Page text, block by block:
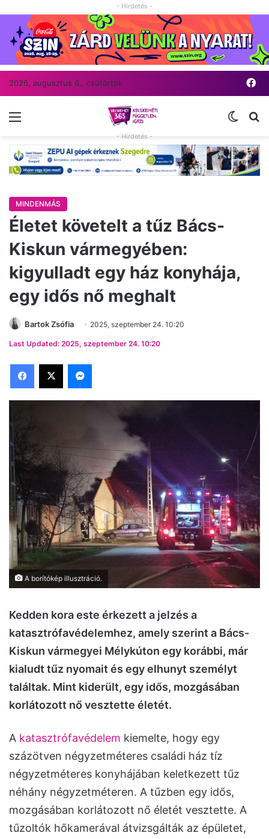
- Hirdetés -
2026, augusztus 6., csütörtök
Menü
- Hirdetés -
MINDENMÁS
Életet követelt a tűz Bács-
Kiskun vármegyében:
kigyulladt egy ház konyhája,
egy idős nő meghalt
Bartok Zsófia 2025, szeptember 24. 10:20
Last Updated: 2025, szeptember 24. 10:20
Facebook
X Messenger
A borítókép illusztráció.
Kedden kora este érkezett a jelzés a
katasztrófavédelemhez, amely szerint a Bács-
Kiskun vármegyei Mélykúton egy korábbi, már
kialudt tűz nyomait és egy elhunyt személyt
találtak. Mint kiderült, egy idős, mozgásában
korlátozott nő vesztette életét.
A katasztrófavédelem kiemelte, hogy egy
százötven négyzetméteres családi ház tíz
négyzetméteres konyhájában keletkezett tűz
néhány négyzetméteren. A tűzben egy idős,
mozgásában korlátozott nő életét vesztette. A
tűzoltók hőkamerával átvizsgálták az épületet,